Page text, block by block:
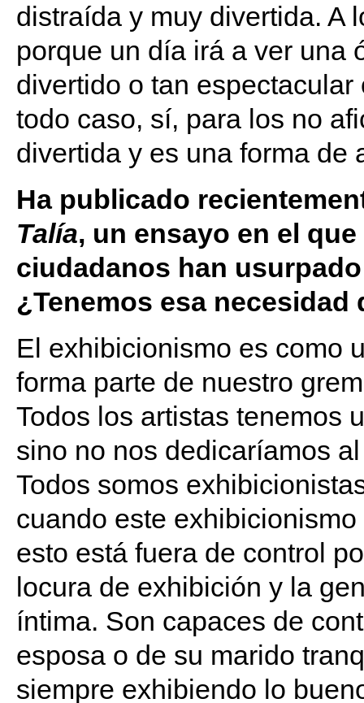
distraída y muy divertida. A
porque un día irá a ver una
divertido o tan
todo caso, sí, para los no
divertida y es una forma de
Ha publicado
Talía, un ensayo en el
ciudadanos han
¿Tenemos esa
El exhibicionismo es como
forma parte de nuestro
Todos los artistas tenemos
sino no nos dedicaríamos
Todos somos
cuando este
esto está fuera de control
locura de exhibición y la
íntima. Son capaces de
esposa o de su marido
siempre exhibiendo lo